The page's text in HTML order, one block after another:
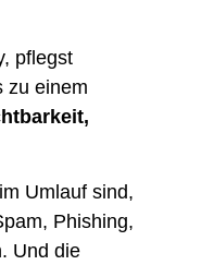
pflegst
zu einem
Umlauf sind,
Phishing,
Und die